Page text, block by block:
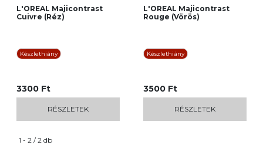
L'OREAL Majicontrast
Cuivre (Réz)
Készlethiány
3300 Ft
RÉSZLETEK
L'OREAL Majicontrast
Rouge (Vörös)
Készlethiány
3500 Ft
RÉSZLETEK
1 - 2 / 2 db